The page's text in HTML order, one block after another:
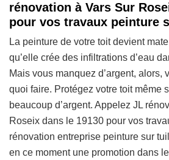
rénovation à Vars Sur
pour vos travaux peinture
La peinture de votre toit devient
qu’elle crée des infiltrations d’eau
Mais vous manquez d’argent, alors,
quoi faire. Protégez votre toit même
beaucoup d’argent. Appelez JL
Roseix dans le 19130 pour vos
rénovation entreprise peinture sur
en ce moment une promotion dans